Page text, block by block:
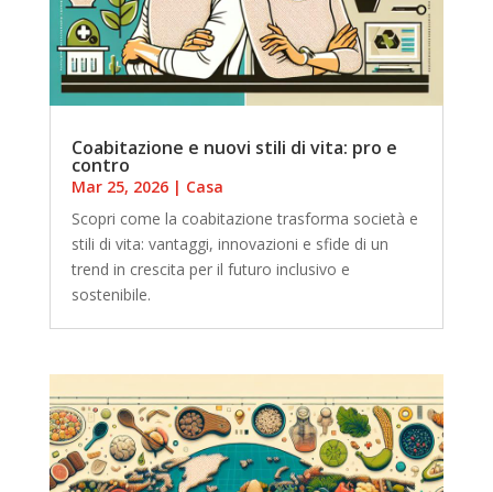
Coabitazione e nuovi stili di vita: pro e
contro
Mar 25, 2026| Casa
Scopri come la coabitazione trasforma società e
stili di vita: vantaggi, innovazioni e sfide di un
trend in crescita per il futuro inclusivo e
sostenibile.